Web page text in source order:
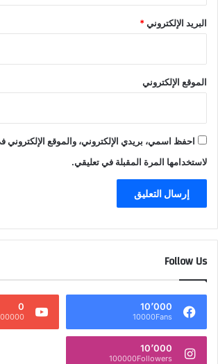
البريد الإلكتروني*
الموقع الإلكتروني
احفظ اسمي، بريدي الإلكتروني، والموقع الإلكتروني
لاستخدامها المرة المقبلة في تعليقي.
Follow Us
10٬000
10000Fans
0
Subscribers
10٬000
100000Followers